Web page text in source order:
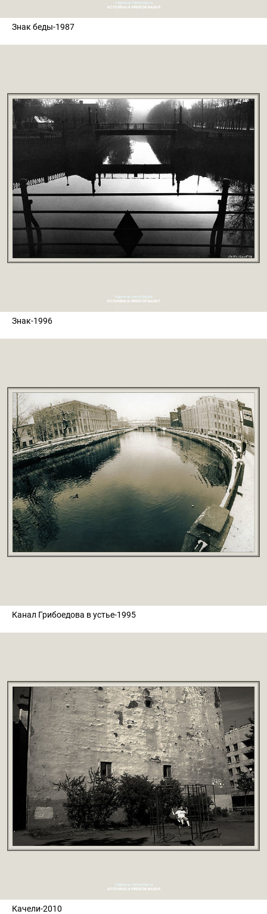
Знак беды-1987
Знак-1996
Канал Грибоедова в устье-1995
Качели-2010